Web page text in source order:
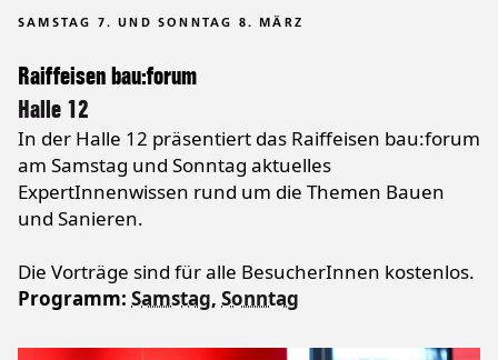
SAMSTAG 7. UND SONNTAG 8. MÄRZ
Raiffeisen bau:forum
Halle 12
In der Halle 12 präsentiert das Raiffeisen bau:forum
am Samstag und Sonntag aktuelles
ExpertInnenwissen rund um die Themen Bauen
und Sanieren.
Die Vorträge sind für alle BesucherInnen kostenlos.
Programm: Samstag, Sonntag